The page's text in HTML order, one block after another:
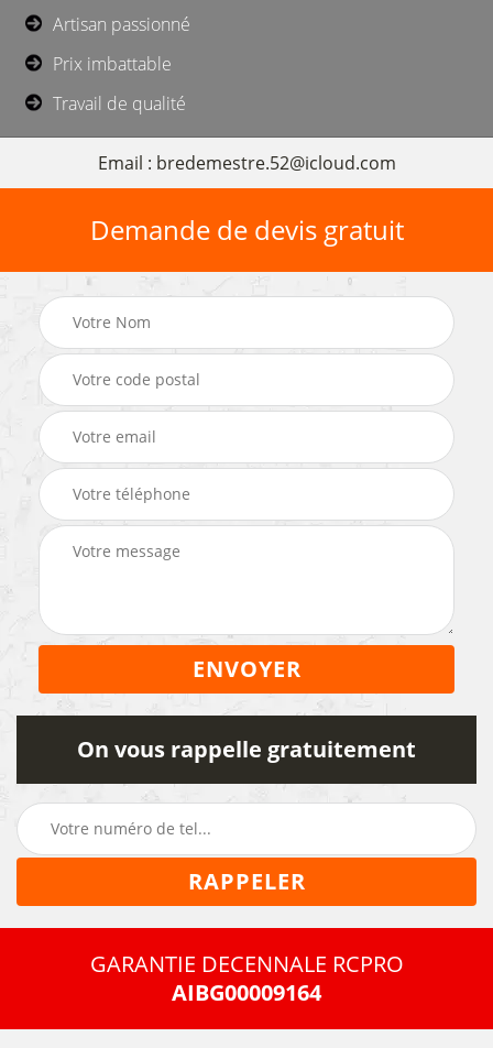
Artisan passionné
Prix imbattable
Travail de qualité
Email : bredemestre.52@icloud.com
Demande de devis gratuit
On vous rappelle gratuitement
GARANTIE DECENNALE RCPRO
AIBG00009164